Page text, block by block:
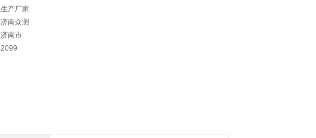
生产厂家
济南众测
济南市
2099